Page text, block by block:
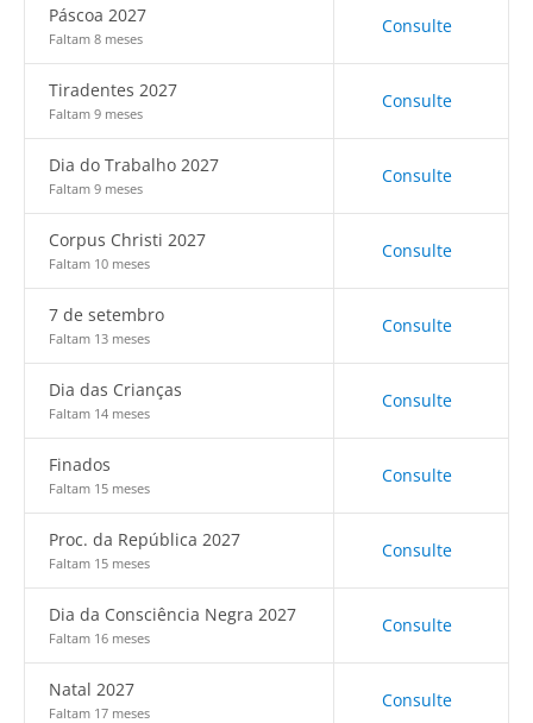
Páscoa 2027
Faltam 8 meses
Consulte
Tiradentes 2027
Faltam 9 meses
Consulte
Dia do Trabalho 2027
Faltam 9 meses
Consulte
Corpus Christi 2027
Faltam 10 meses
Consulte
7 de setembro
Faltam 13 meses
Consulte
Dia das Crianças
Faltam 14 meses
Consulte
Finados
Faltam 15 meses
Consulte
Proc. da República 2027
Faltam 15 meses
Consulte
Dia da Consciência Negra 2027
Faltam 16 meses
Consulte
Natal 2027
Faltam 17 meses
Consulte